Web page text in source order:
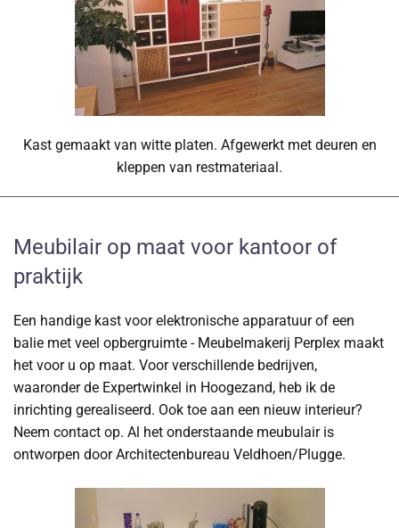
Kast gemaakt van witte platen. Afgewerkt met deuren en
kleppen van restmateriaal.
Meubilair op maat voor kantoor of
praktijk
Een handige kast voor elektronische apparatuur of een
balie met veel opbergruimte - Meubelmakerij Perplex maakt
het voor u op maat. Voor verschillende bedrijven,
waaronder de Expertwinkel in Hoogezand, heb ik de
inrichting gerealiseerd. Ook toe aan een nieuw interieur?
Neem contact op. Al het onderstaande meubulair is
ontworpen door Architectenbureau Veldhoen/Plugge.